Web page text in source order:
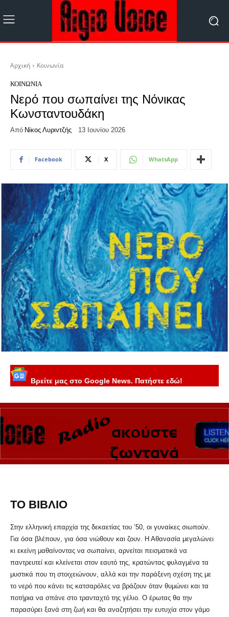
Αρχική Κοινωνία
ΚΟΙΝΩΝΊΑ
Νερό που σωπαίνει της Νόνικας
Κωνσταντουδάκη
Από Νίκος Λυριντζής 13 Ιουνίου 2026
Facebook X WhatsApp
Βρείτε μας στο Google News. Πατήστε εδώ!
ΤΟ ΒΙΒΛΙΟ
Στην ελληνική επαρχία της δεκαετίας του ’50, οι γυναίκες σιωπούν.
Για όσα βλέπουν, για όσα νιώθουν και ζουν. Η Αθανασία μεγαλώνει
κι εκείνη μαθαίνοντας να σωπαίνει, αρνείται πεισματικά να
παντρευτεί και κλείνεται στον εαυτό της, κρατώντας φυλαγμένα τα
μυστικά που τη στοιχειώνουν, αλλά και την παράξενη σχέση της με
το νερό που κάνει τις κατσαρόλες να βράζουν όταν θυμώνει και τα
ποτήρια να σπάνε στο τρανταχτό της γέλιο. Ο έρωτας θα την
παρασύρει ξανά στη ζωή και θα αναζητήσει την ευτυχία στον γάμο